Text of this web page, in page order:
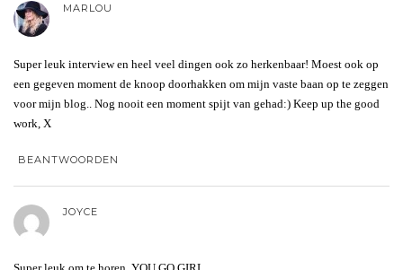
MARLOU
Super leuk interview en heel veel dingen ook zo herkenbaar! Moest ook op
een gegeven moment de knoop doorhakken om mijn vaste baan op te zeggen
voor mijn blog.. Nog nooit een moment spijt van gehad:) Keep up the good
work, X
BEANTWOORDEN
JOYCE